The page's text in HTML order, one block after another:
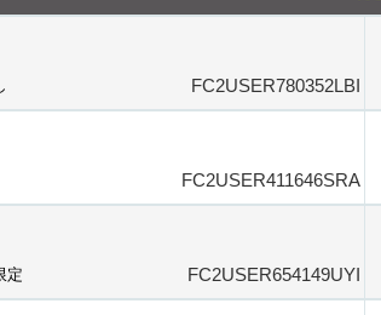
FC2USER780352LBI
FC2USER411646SRA
定 FC2USER654149UYI